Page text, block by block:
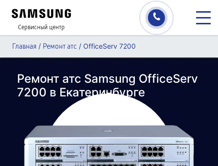
Сервисный центр
Главная / Ремонт атс / OfficeServ 7200
Ремонт атс Samsung OfficeServ
7200 в Екатеринбурге